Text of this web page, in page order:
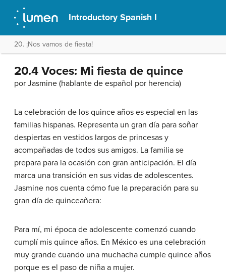
Introductory Spanish I
20. ¡Nos vamos de fiesta!
20.4 Voces: Mi fiesta de quince
por Jasmine (hablante de español por herencia)
La celebración de los quince años es especial en las
familias hispanas. Representa un gran día para soñar
despiertas en vestidos largos de princesas y
acompañadas de todos sus amigos. La familia se
prepara para la ocasión con gran anticipación. El día
marca una transición en sus vidas de adolescentes.
Jasmine nos cuenta cómo fue la preparación para su
gran día de quinceañera:
Para mí, mi época de adolescente comenzó cuando
cumplí mis quince años. En México es una celebración
muy grande cuando una muchacha cumple quince años
porque es el paso de niña a mujer.